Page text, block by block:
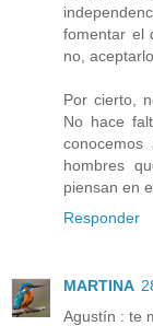
fomentar el
no,
Por cierto,
No hace
hombres
piensan en
Responder
MARTINA
Agustín : te